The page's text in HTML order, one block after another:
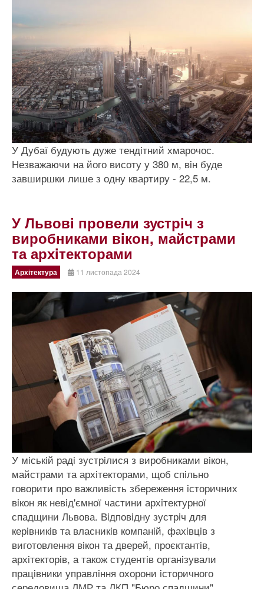
У Дубаї будують дуже тендiтний хмарочос.
Незважаючи на його висоту у 380 м, вiн буде
завширшки лише з одну квартиру - 22,5 м.
У Львовi провели зустрiч з
виробниками вiкон, майстрами
та архiтекторами
Архітектура 11 листопада 2024
У мiськiй радi зустрiлися з виробниками вiкон,
майстрами та архiтекторами, щоб спiльно
говорити про важливiсть збереження iсторичних
вiкон як невiд'ємної частини архiтектурної
спадщини Львова. Вiдповiдну зустрiч для
керiвникiв та власникiв компанiй, фахiвцiв з
виготовлення вiкон та дверей, проєктантiв,
архiтекторiв, а також студентiв органiзували
працiвники управлiння охорони iсторичного